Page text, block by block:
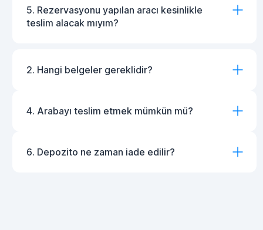
5. Rezervasyonu yapılan aracı kesinlikle
teslim alacak mıyım?
2. Hangi belgeler gereklidir?
4. Arabayı teslim etmek mümkün mü?
6. Depozito ne zaman iade edilir?